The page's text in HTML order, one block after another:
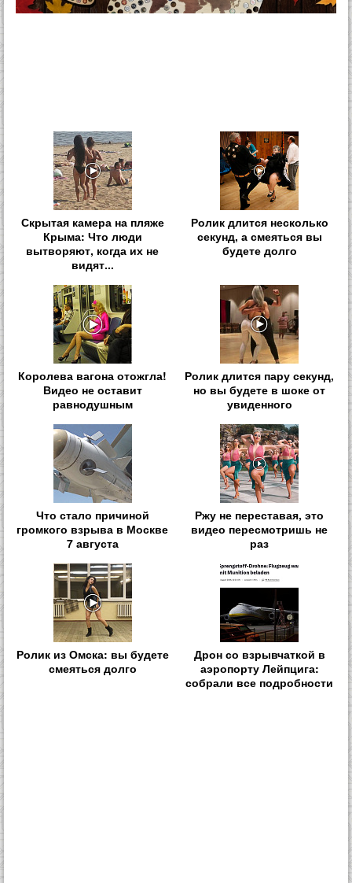
Скрытая камера на пляже
Крыма: Что люди
вытворяют, когда их не
видят...
Ролик длится несколько
секунд, а смеяться вы
будете долго
Королева вагона отожгла!
Видео не оставит
равнодушным
Ролик длится пару секунд,
но вы будете в шоке от
увиденного
Что стало причиной
громкого взрыва в Москве
7 августа
Ржу не переставая, это
видео пересмотришь не
раз
Ролик из Омска: вы будете
смеяться долго
Дрон со взрывчаткой в
аэропорту Лейпцига:
собрали все подробности